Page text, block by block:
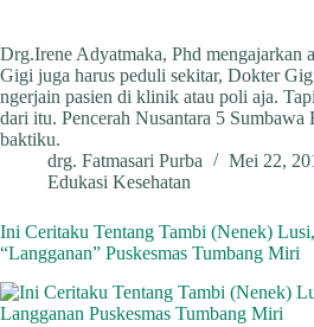
Drg.Irene Adyatmaka, Phd mengajarkan
Gigi juga harus peduli sekitar, Dokter
ngerjain pasien di klinik atau poli aja.
dari itu. Pencerah Nusantara 5 Sumbawa
baktiku.
drg. Fatmasari Purba
Mei 22,
Edukasi Kesehatan
Ini Ceritaku Tentang Tambi (Nenek)
“Langganan” Puskesmas Tumbang Miri